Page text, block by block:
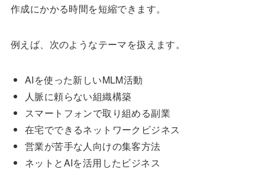
作成にかかる時間を短縮できます。
例えば、次のようなテーマを扱えます。
AIを使った新しいMLM活動
人脈に頼らない組織構築
スマートフォンで取り組める副業
在宅でできるネットワークビジネス
営業が苦手な人向けの集客方法
ネットとAIを活用したビジネス